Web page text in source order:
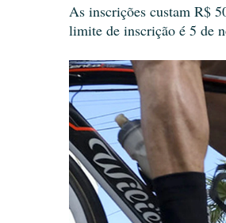
As inscrições custam R$
limite de inscrição é 5 de